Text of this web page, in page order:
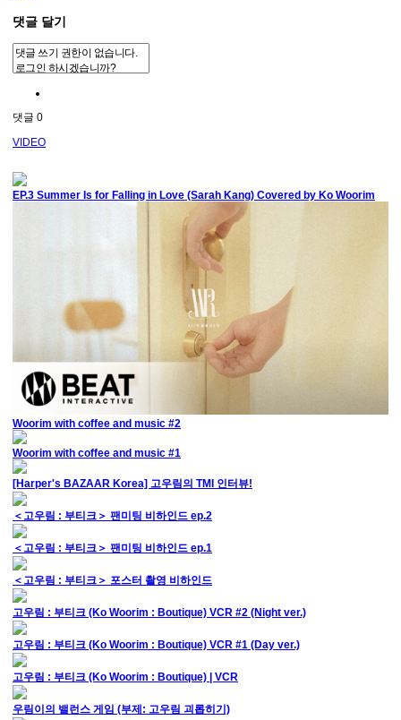
댓글 달기
댓글 0
VIDEO
EP.3 Summer Is for Falling in Love (Sarah Kang) Covered by Ko Woorim
Woorim with coffee and music #2
Woorim with coffee and music #1
[Harper's BAZAAR Korea] 고우림의 TMI 인터뷰!
＜고우림 : 부티크＞ 팬미팅 비하인드 ep.2
＜고우림 : 부티크＞ 팬미팅 비하인드 ep.1
＜고우림 : 부티크＞ 포스터 촬영 비하인드
고우림 : 부티크 (Ko Woorim : Boutique) VCR #2 (Night ver.)
고우림 : 부티크 (Ko Woorim : Boutique) VCR #1 (Day ver.)
고우림 : 부티크 (Ko Woorim : Boutique) | VCR
우림이의 밸런스 게임 (부제: 고우림 괴롭히기)